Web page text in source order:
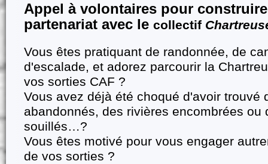
Appel à volontaires pour
partenariat avec le collectif
Vous êtes pratiquant de randonnée, de
d'escalade, et adorez parcourir la
vos sorties CAF ?
Vous avez déjà été choqué d'avoir trouvé
abandonnés, des rivières encombrées ou
souillés…?
Vous êtes motivé pour vous engager
de vos sorties ?